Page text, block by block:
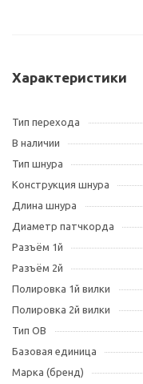
Характеристики
Тип перехода
В наличии
Тип шнура
Конструкция шнура
Длина шнура
Диаметр патчкорда
Разъём 1й
Разъём 2й
Полировка 1й вилки
Полировка 2й вилки
Тип OB
Базовая единица
Марка (бренд)